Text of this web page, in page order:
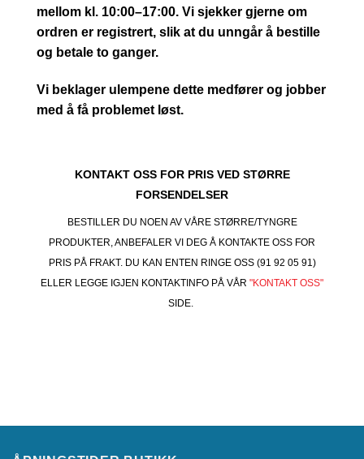
mellom kl. 10:00–17:00. Vi sjekker gjerne om
ordren er registrert, slik at du unngår å bestille
og betale to ganger.
Vi beklager ulempene dette medfører og jobber
med å få problemet løst.
KONTAKT OSS FOR PRIS VED STØRRE
FORSENDELSER
BESTILLER DU NOEN AV VÅRE STØRRE/TYNGRE
PRODUKTER, ANBEFALER VI DEG Å KONTAKTE OSS FOR
PRIS PÅ FRAKT. DU KAN ENTEN RINGE OSS (91 92 05 91)
ELLER LEGGE IGJEN KONTAKTINFO PÅ VÅR "KONTAKT OSS"
SIDE.